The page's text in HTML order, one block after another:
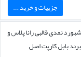
جزییات و خرید ...
نمدی قالبی رانا پلاس و
بابل کارپت اصل